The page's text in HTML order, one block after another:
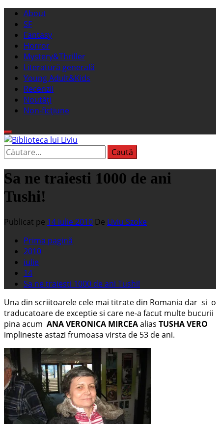
Sari
conținut
Meniu
principal
About
SF
Fantasy
Horror
Mystery&Thriller
Literatură generală
Young Adult&Kids
Recenzii
Noutăți
Non-ficțiune
Biblioteca lui Liviu
Fostul blog FanSF
Caută
după:
Sa ne traiesti 1000 de ani
Tushi!
Publicat pe 14 iulie 2010 De Liviu Szoke
Prima pagină
2010
iulie
14
Sa ne traiesti 1000 de ani Tushi!
Una din scriitoarele cele mai titrate din Romania dar si o
traducatoare de exceptie si care ne-a facut multe bucurii
pina acum ANA VERONICA MIRCEAalias TUSHA VERO
implineste astazi frumoasa virsta de 53 de ani.